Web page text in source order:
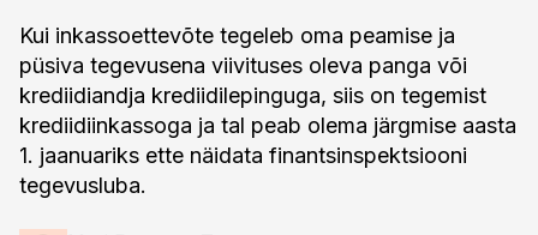
Kui inkassoettevõte tegeleb oma peamise ja
püsiva tegevusena viivituses oleva panga või
krediidiandja krediidilepinguga, siis on tegemist
krediidiinkassoga ja tal peab olema järgmise aasta
1. jaanuariks ette näidata finantsinspektsiooni
tegevusluba.